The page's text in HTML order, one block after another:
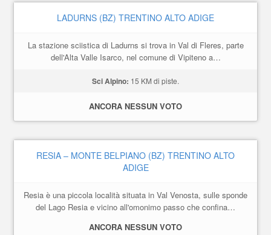
LADURNS (BZ) TRENTINO ALTO ADIGE
La stazione sciistica di Ladurns si trova in Val di Fleres, parte
dell'Alta Valle Isarco, nel comune di Vipiteno a…
Sci Alpino: 15 KM di piste.
ANCORA NESSUN VOTO
RESIA – MONTE BELPIANO (BZ) TRENTINO ALTO
ADIGE
Resia è una piccola località situata in Val Venosta, sulle sponde
del Lago Resia e vicino all'omonimo passo che confina…
ANCORA NESSUN VOTO